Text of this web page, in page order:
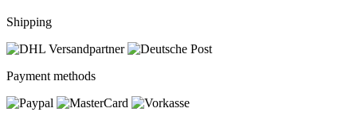
Shipping
Payment methods